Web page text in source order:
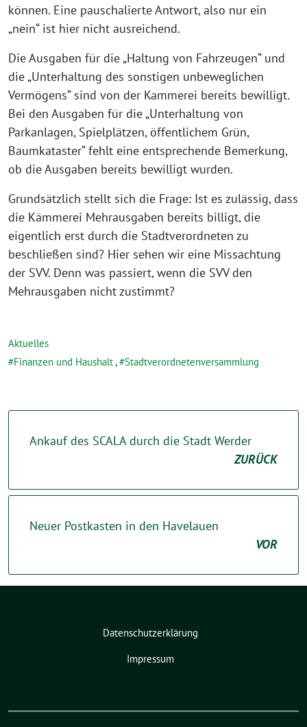
können. Eine pauschalierte Antwort, also nur ein
„nein“ ist hier nicht ausreichend.
Die Ausgaben für die „Haltung von Fahrzeugen“ und
die „Unterhaltung des sonstigen unbeweglichen
Vermögens“ sind von der Kammerei bereits bewilligt.
Bei den Ausgaben für die „Unterhaltung von
Parkanlagen, Spielplätzen, öffentlichem Grün,
Baumkataster“ fehlt eine entsprechende Bemerkung,
ob die Ausgaben bereits bewilligt wurden.
Grundsätzlich stellt sich die Frage: Ist es zulässig, dass
die Kämmerei Mehrausgaben bereits billigt, die
eigentlich erst durch die Stadtverordneten zu
beschließen sind? Hier sehen wir eine Missachtung
der SVV. Denn was passiert, wenn die SVV den
Mehrausgaben nicht zustimmt?
Aktuelles
Finanzen und Haushalt, Stadtverordnetenversammlung
Ankauf des SCALA durch die Stadt Werder
ZURÜCK
Neuer Postkasten in den Havelauen
VOR
Datenschutzerklärung
Impressum